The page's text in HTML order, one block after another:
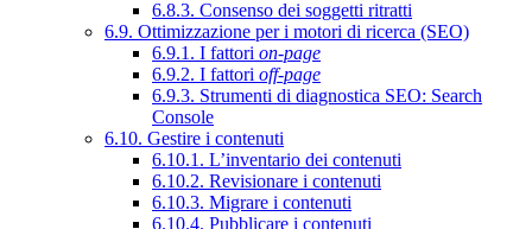
6.8.3. Consenso dei soggetti ritratti
6.9. Ottimizzazione per i motori di ricerca (SEO)
6.9.1. I fattori on-page
6.9.2. I fattori off-page
6.9.3. Strumenti di diagnostica SEO: Search
Console
6.10. Gestire i contenuti
6.10.1. L’inventario dei contenuti
6.10.2. Revisionare i contenuti
6.10.3. Migrare i contenuti
6.10.4. Pubblicare i contenuti